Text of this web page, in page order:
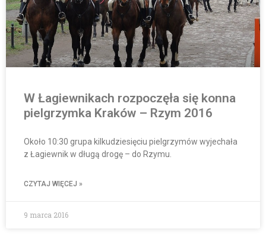
W Łagiewnikach rozpoczęła się konna
pielgrzymka Kraków – Rzym 2016
Około 10:30 grupa kilkudziesięciu pielgrzymów wyjechała
z Łagiewnik w długą drogę – do Rzymu.
CZYTAJ WIĘCEJ »
9 marca 2016